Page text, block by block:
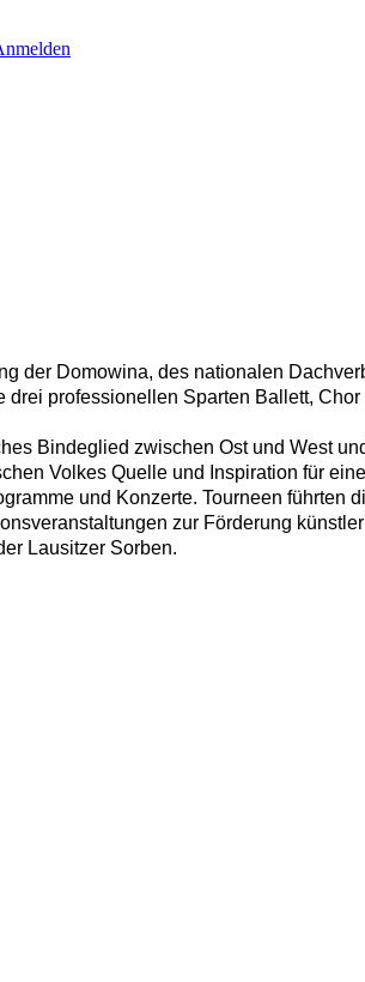
der Domowina, des nationalen
professionellen Sparten Ballett,
Bindeglied zwischen Ost und West
Volkes Quelle und Inspiration für
und Konzerte. Tourneen führten
zur Förderung
Lausitzer Sorben.